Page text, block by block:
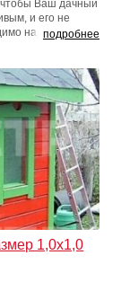
подробнее
Ваш дачный
и его не
надежно
необходимо
уровня грунта.
1,0х1,0